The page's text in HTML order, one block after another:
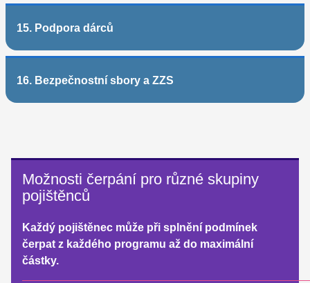
15. Podpora dárců
16. Bezpečnostní sbory a ZZS
Možnosti čerpání pro různé skupiny
pojištěnců
Každý pojištěnec může při splnění podmínek
čerpat z každého programu až do maximální
částky.